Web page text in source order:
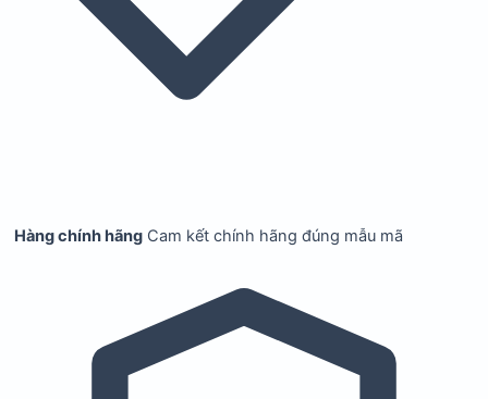
Hàng chính hãng Cam kết chính hãng đúng mẫu mã